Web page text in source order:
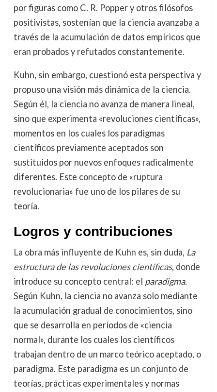
por figuras como C. R. Popper y otros filósofos
positivistas, sostenían que la ciencia avanzaba a
través de la acumulación de datos empíricos que
eran probados y refutados constantemente.
Kuhn, sin embargo, cuestionó esta perspectiva y
propuso una visión más dinámica de la ciencia.
Según él, la ciencia no avanza de manera lineal,
sino que experimenta «revoluciones científicas»,
momentos en los cuales los paradigmas
científicos previamente aceptados son
sustituidos por nuevos enfoques radicalmente
diferentes. Este concepto de «ruptura
revolucionaria» fue uno de los pilares de su
teoría.
Logros y contribuciones
La obra más influyente de Kuhn es, sin duda, La
estructura de las revoluciones científicas, donde
introduce su concepto central: el paradigma.
Según Kuhn, la ciencia no avanza solo mediante
la acumulación gradual de conocimientos, sino
que se desarrolla en períodos de «ciencia
normal», durante los cuales los científicos
trabajan dentro de un marco teórico aceptado, o
paradigma. Este paradigma es un conjunto de
teorías, prácticas experimentales y normas